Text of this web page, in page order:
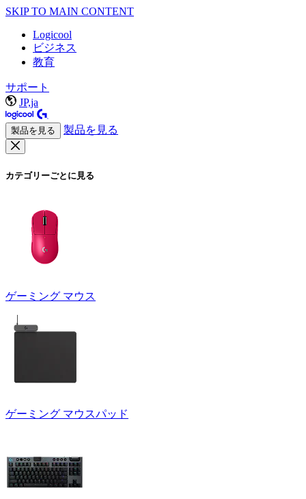
SKIP TO MAIN CONTENT
Logicool
ビジネス
教育
サポート
JP,ja
製品を見る 製品を見る
カテゴリーごとに見る
ゲーミング マウス
ゲーミング マウスパッド